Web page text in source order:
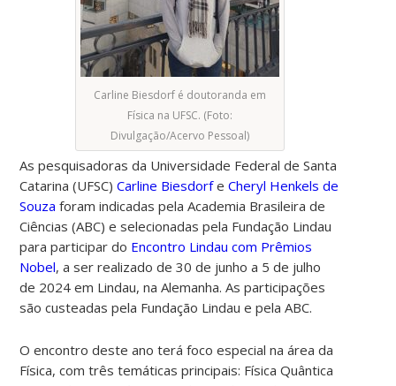
Carline Biesdorf é doutoranda em
Física na UFSC. (Foto:
Divulgação/Acervo Pessoal)
As pesquisadoras da Universidade Federal de Santa
Catarina (UFSC)Carline BiesdorfeCheryl Henkels de
Souza foram indicadas pela Academia Brasileira de
Ciências (ABC) e selecionadas pela Fundação Lindau
para participar do Encontro Lindau com Prêmios
Nobel, a ser realizado de 30 de junho a 5 de julho
de 2024 em Lindau, na Alemanha. As participações
são custeadas pela Fundação Lindau e pela ABC.
O encontro deste ano terá foco especial na área da
Física, com três temáticas principais: Física Quântica